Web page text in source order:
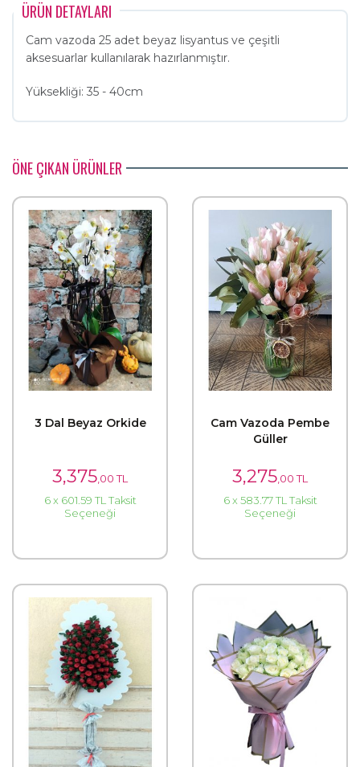
ÜRÜN DETAYLARI
Cam vazoda 25 adet beyaz lisyantus ve çeşitli
aksesuarlar kullanılarak hazırlanmıştır.
Yüksekliği: 35 - 40cm
ÖNE ÇIKAN ÜRÜNLER
3 Dal Beyaz Orkide
3,375 ,00 TL
6 x 601.59 TL Taksit
Seçeneği
Cam Vazoda Pembe
Güller
3,275 ,00 TL
6 x 583.77 TL Taksit
Seçeneği